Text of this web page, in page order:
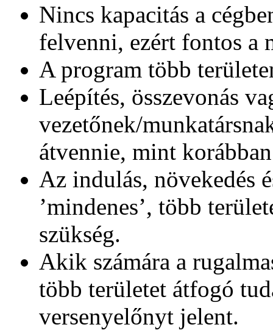
Nincs kapacitás a
felvenni, ezért fontos a
A program több
Leépítés, összevonás
vezetőnek/
átvennie, mint
Az indulás, növekedés
’mindenes’, több
szükség.
Akik számára a
több területet átfogó
versenyelőnyt jelent.